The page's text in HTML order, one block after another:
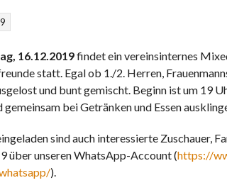
16.12.2019findet ein vereinsinternes
statt. Egal ob 1./2. Herren,
und bunt gemischt. Beginn ist um 19
gemeinsam bei Getränken und Essen
sind auch interessierte Zuschauer,
über unseren WhatsApp-Account (https://
).